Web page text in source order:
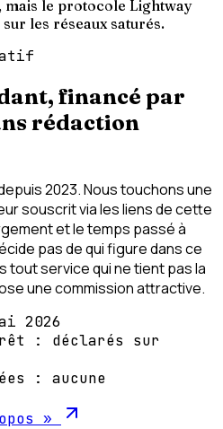
le protocole Lightway
les réseaux saturés.
financé par
rédaction
2023. Nous touchons une
souscrit via les liens de cette
et le temps passé à
pas de qui figure dans ce
service qui ne tient pas la
une commission attractive.
2026
:
déclarés sur
:
aucune
»